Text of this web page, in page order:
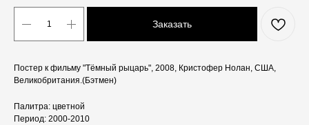
Заказать
Постер к фильму "Тёмный рыцарь", 2008, Кристофер Нолан, США,
Великобритания.(Бэтмен)
Палитра: цветной
Период: 2000-2010